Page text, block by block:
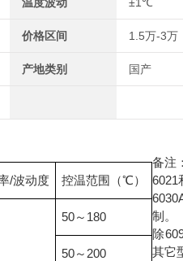
价格区间 1.5万-3万
产地类别 国产
/波动度 控温范围（℃）
50～180
50～200
备注：
6021
制。
除
其它